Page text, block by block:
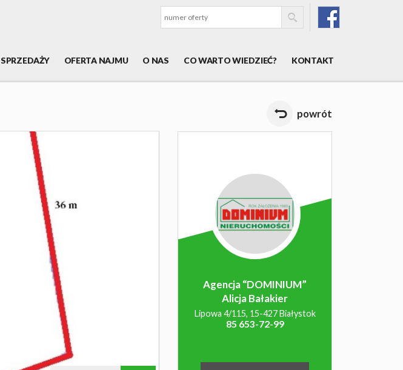
OFERTA NAJMU O NAS CO WARTO WIEDZIEĆ? KONTAKT
powrót
Agencja “DOMINIUM”
Alicja Bałakier
Lipowa 4/115, 15-427 Białystok
85 653-72-99